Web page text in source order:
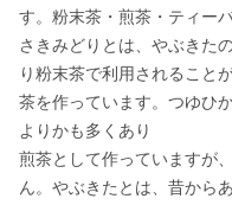
す。粉末茶・煎茶・ティー
さきみどりとは、やぶきた
り粉末茶で利用されること
茶を作っています。つゆひ
よりかも多くあり
煎茶として作っていますが
ん。やぶきたとは、昔から